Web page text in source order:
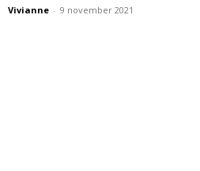
Vivianne - 9 november 2021